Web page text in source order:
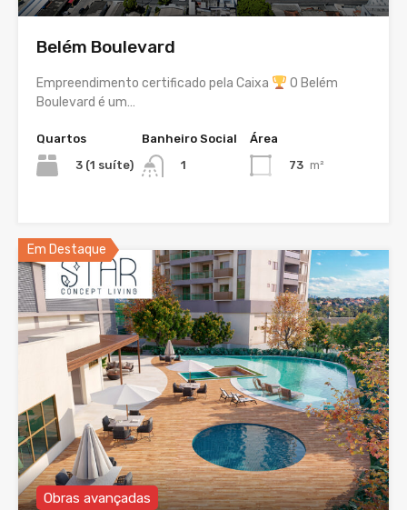
Belém Boulevard
Empreendimento certificado pela Caixa
O Belém
Boulevard é um…
Quartos
3 (1 suíte)
Banheiro Social
1
Área
73 m²
Em Destaque
Obras avançadas